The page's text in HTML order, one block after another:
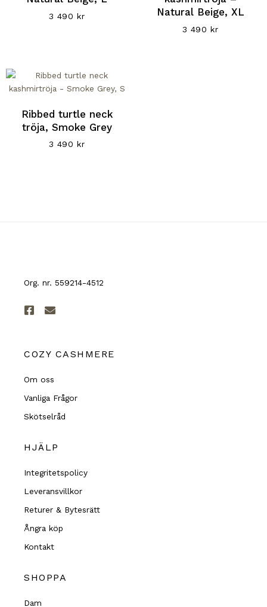
3 490kr
Natural Beige, XL
3 490kr
Ribbed turtle neck
tröja, Smoke Grey
3 490kr
Org. nr. 559214-4512
F
b
k
-
q
r
E
l
e
COZY CASHMERE
Om oss
Vanliga Frågor
Skötselråd
HJÄLP
Integritetspolicy
Leveransvillkor
Returer & Bytesrätt
Ångra köp
Kontakt
SHOPPA
Dam